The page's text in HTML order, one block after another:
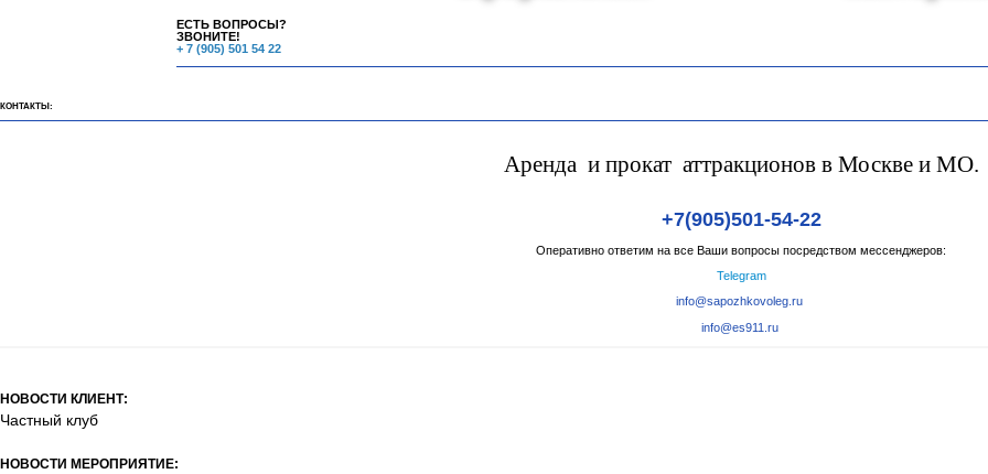
ЕСТЬ ВОПРОСЫ?
ЗВОНИТЕ!
+ 7 (905) 501 54 22
КОНТАКТЫ:
Аренда и прокат аттракционов в Москве и МО.
+7(905)501-54-22
Оперативно ответим на все Ваши вопросы посредством мессенджеров:
Telegram
info@sapozhkovoleg.ru
info@es911.ru
НОВОСТИ КЛИЕНТ:
Частный клуб
НОВОСТИ МЕРОПРИЯТИЕ: